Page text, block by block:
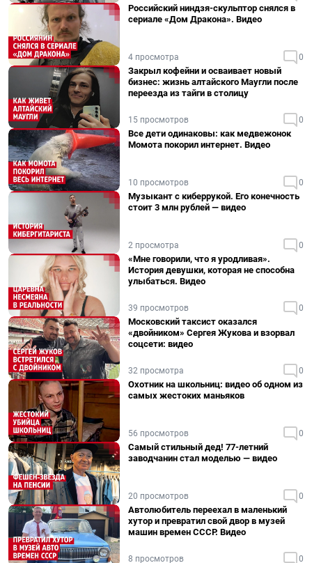
Российский ниндзя-скульптор снялся в
сериале «Дом Дракона». Видео
4 просмотра 0
Закрыл кофейни и осваивает новый
бизнес: жизнь алтайского Маугли после
переезда из тайги в столицу
15 просмотров 0
Все дети одинаковы: как медвежонок
Момота покорил интернет. Видео
10 просмотров 0
Музыкант с киберрукой. Его конечность
стоит 3 млн рублей — видео
2 просмотра 0
«Мне говорили, что я уродливая».
История девушки, которая не способна
улыбаться. Видео
39 просмотров 0
Московский таксист оказался
«двойником» Сергея Жукова и взорвал
соцсети: видео
32 просмотра 0
Охотник на школьниц: видео об одном из
самых жестоких маньяков
56 просмотров 0
Самый стильный дед! 77-летний
заводчанин стал моделью — видео
20 просмотров 0
Автолюбитель переехал в маленький
хутор и превратил свой двор в музей
машин времен СССР. Видео
8 просмотров 0